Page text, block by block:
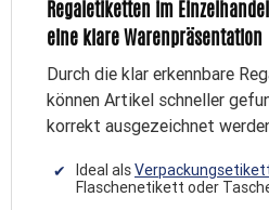
Regaletiketten im
eine klare Warenpräsentation
Durch die klar erkennbare
können Artikel schneller
korrekt ausgezeichnet
Ideal als
Flaschenetikett oder